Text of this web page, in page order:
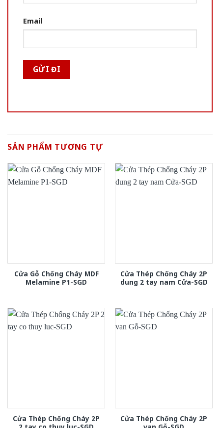
Email
SẢN PHẨM TƯƠNG TỰ
Cửa Gỗ Chống Cháy MDF
Melamine P1-SGD
Cửa Thép Chống Cháy 2P
dung 2 tay nam Cửa-SGD
Cửa Thép Chống Cháy 2P
Cửa Thép Chống Cháy 2P